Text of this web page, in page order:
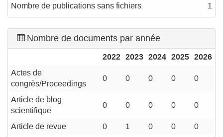
Nombre de publications sans fichiers 1
Nombre de documents par année
2022 2023 2024 2025 2026
Actes de
congrès/Proceedings
0 0 0 0 0
Article de blog
scientifique
0 0 0 0 0
Article de revue 0 1 0 0
0